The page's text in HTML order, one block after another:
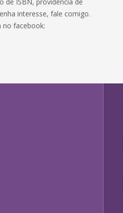
interesse, fale comigo.
no facebook: